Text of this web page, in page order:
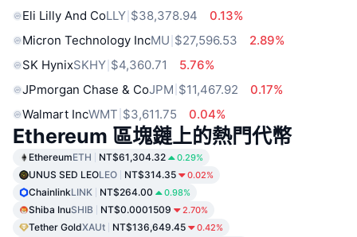
Eli Lilly And CoLLY $38,378.94
0.13%
Micron Technology IncMU $27,596.53
2.89%
SK HynixSKHY $4,360.71
5.76%
JPmorgan Chase & CoJPM $11,467.92
0.17%
Walmart IncWMT $3,611.75 0.04%
Ethereum 區塊鏈上的熱門代幣
EthereumETH NT$61,304.32 0.29%
UNUS SED LEOLEO NT$314.35 0.02%
ChainlinkLINK NT$264.00 0.98%
Shiba InuSHIB NT$0.0001509 2.70%
Tether GoldXAUt NT$136,649.45 0.42%